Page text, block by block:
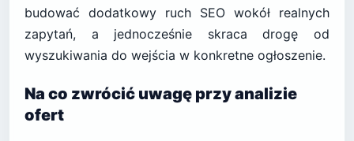
budować dodatkowy ruch SEO wokół realnych
zapytań, a jednocześnie skraca drogę od
wyszukiwania do wejścia w konkretne ogłoszenie.
Na co zwrócić uwagę przy analizie
ofert